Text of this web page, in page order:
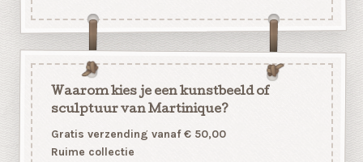
Waarom kies je een kunstbeeld of
sculptuur van Martinique?
Gratis verzending vanaf € 50,00
Ruime collectie